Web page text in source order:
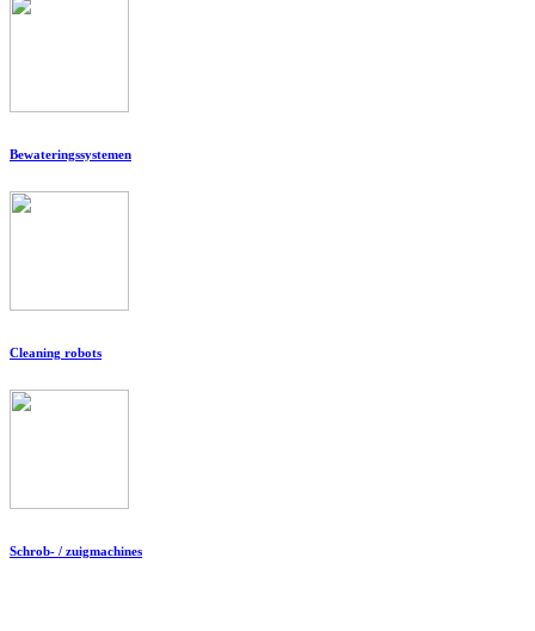
Bewateringssystemen
Cleaning robots
Schrob- / zuigmachines